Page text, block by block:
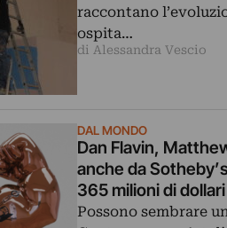
raccontano
ospita…
di Alessandra Vescio
DAL MONDO
Dan Flavin,
anche da
365 milioni di dollari
Possono sembrare